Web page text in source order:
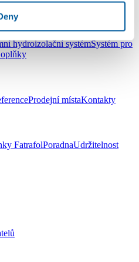
hydroizolační systémSystém pro
Prodejní místaKontakty
FatrafolPoradnaUdržitelnost